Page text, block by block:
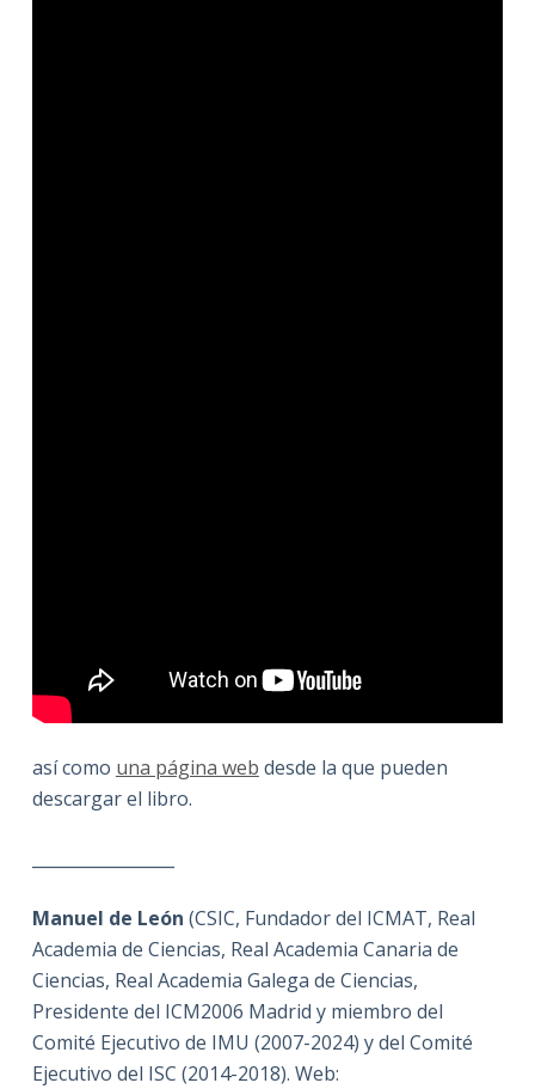
así como una página web desde la que pueden
descargar el libro.
Manuel de León (CSIC, Fundador del ICMAT, Real
Academia de Ciencias, Real Academia Canaria de
Ciencias, Real Academia Galega de Ciencias,
Presidente del ICM2006 Madrid y miembro del
Comité Ejecutivo de IMU (2007-2024) y del Comité
Ejecutivo del ISC (2014-2018). Web: